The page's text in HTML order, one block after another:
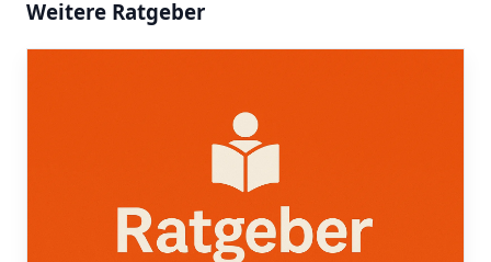
Weitere Ratgeber